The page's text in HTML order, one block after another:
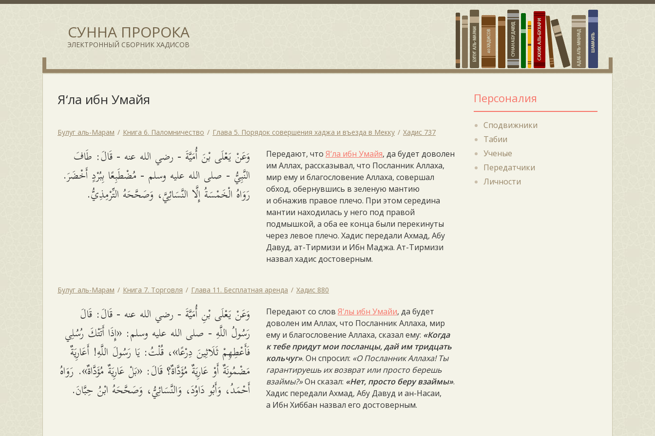
СУННА ПРОРОКА
ЭЛЕКТРОННЫЙ СБОРНИК ХАДИСОВ
Я‘ла ибн Умайя
Булуг аль-Марам Книга 6. Паломничество Глава 5. Порядок совершения хаджа и въезда в Мекку Хадис 737
وَعَنْ يَعْلَى بْنَ أُمَيَّةَ - رضي الله عنه - قَالَ: طَافَ
النَّبِيُّ - صلى الله عليه وسلم - مُضْطَبِعًا بِبُرْدٍ أَخْضَرَ.
رَوَاهُ الْخَمْسَةُ إِلَّا النَّسَائِيَّ، وَصَحَّحَهُ التِّرْمِذِيُّ.
Передают, чтоЯ‘ла ибн Умайя, да будет доволен
им Аллах, рассказывал, что Посланник Аллаха,
мир ему и благословение Аллаха, совершал
обход, обернувшись в зеленую мантию
и обнажив правое плечо. При этом середина
мантии находилась у него под правой
подмышкой, а оба ее конца были перекинуты
через левое плечо. Хадис передали Ахмад, Абу
Давуд, ат-Тирмизи и Ибн Маджа. Ат-Тирмизи
назвал хадис достоверным.
Булуг аль-Марам Книга 7. Торговля Глава 11. Бесплатная аренда Хадис 880
وَعَنْ يَعْلَى بْنِ أُمَيَّةَ - رضي الله عنه - قَالَ: قَالَ
رَسُولُ اللَّهِ - صلى الله عليه وسلم: «إِذَا أَتَتْكَ رُسُلِي
فَأَعْطِهِمْ ثَلَاثِينَ دِرْعًا»، قُلْتُ: يَا رَسُولَ اللَّهِ! أَعَارِيَةٌ
مَضْمُونَةٌ أَوْ عَارِيَةٌ مُؤَدَّاةٌ؟ قَالَ: «بَلْ عَارِيَةٌ مُؤَدَّاةٌ». رَوَاهُ
أَحْمَدُ، وَأَبُو دَاوُدَ، وَالنَّسَائِيُّ، وَصَحَّحَهُ ابْنُ حِبَّانَ.
Передают со словЯ‘лы ибн Умайи, да будет
доволен им Аллах, что Посланник Аллаха, мир
ему и благословение Аллаха, сказал ему: «Когда
к тебе придут мои посланцы, дай им тридцать
кольчуг». Он спросил: «О Посланник Аллаха! Ты
гарантируешь их возврат или просто берешь
взаймы?»Он сказал: «Нет, просто беру взаймы».
Хадис передали Ахмад, Абу Давуд и ан-Насаи,
а Ибн Хиббан назвал его достоверным.
Персоналия
Сподвижники
Табии
Ученые
Передатчики
Личности